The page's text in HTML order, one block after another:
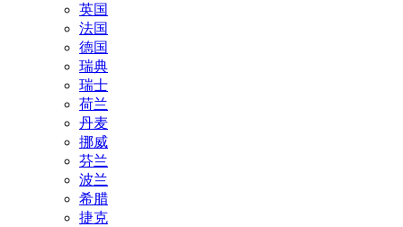
英国
法国
德国
瑞典
瑞士
荷兰
丹麦
挪威
芬兰
波兰
希腊
捷克